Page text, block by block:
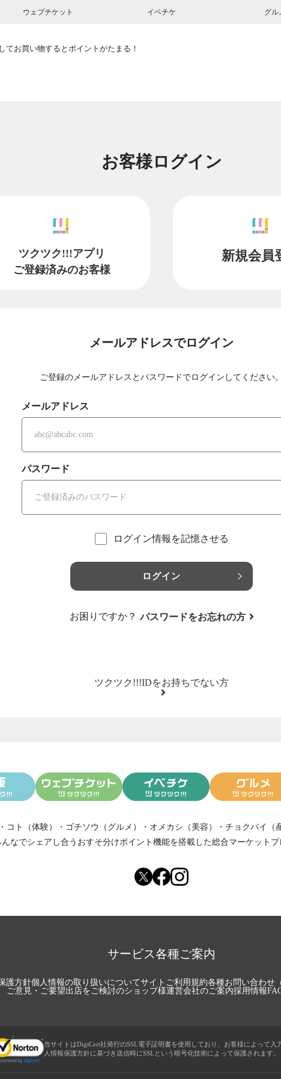
ウェブチケット イベチケ グル
してお買い物するとポイントがたまる！
お客様ログイン
ツクツク!!!アプリ
ご登録済みのお客様
新規会員
メールアドレスでログイン
ご登録のメールアドレスとパスワードでログインしてください。
メールアドレス
パスワード
ログイン情報を記憶させる
ログイン
お困りですか？ パスワードをお忘れの方
ツクツク!!!IDをお持ちでない方
・ コト（体験） ・ ゴチソウ（グルメ） ・ オメカシ（美容） ・ チョクバイ（
んなでシェアし合う おすそ分けポイント機能を搭載した総合マーケットプ
サービス各種ご案内
護方針個人情報の取り扱いについてサイトご利用規約各種お問い合わせ
ご意見・ご要望出店をご検討のショップ様運営会社のご案内採用情報
当サイトはDigiCert社発行のSSL電子証明書を使用しており、お客様によって入
人情報保護方針に基づき送信時にSSLという暗号化技術によって保護されます。